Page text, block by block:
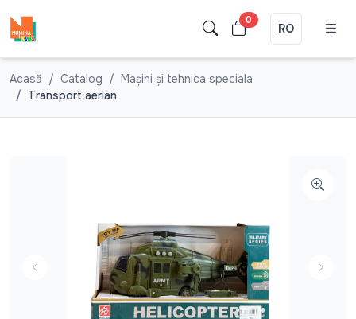
0
RO
Acasă Catalog
Mașini și tehnica speciala
Transport aerian